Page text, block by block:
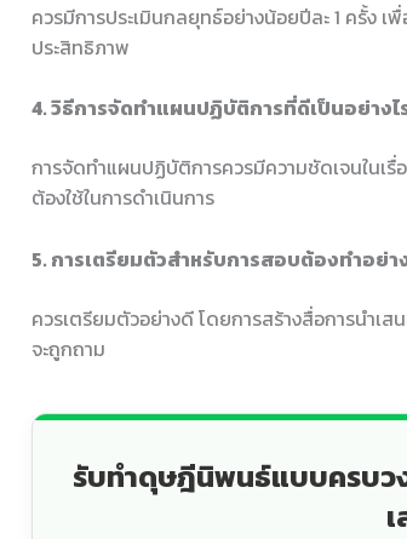
ควรมีการประเมินกลยุทธ์อย่างน้อยปีละ 1 ครั้ง
ประสิทธิภาพ
4. วิธีการจัดทำแผนปฏิบัติการที่ดีเป็นอย่างไ
การจัดทำแผนปฏิบัติการควรมีความชัดเจนในเรื่
ต้องใช้ในการดำเนินการ
5. การเตรียมตัวสำหรับการสอบต้องทำอย่า
ควรเตรียมตัวอย่างดี โดยการสร้างสื่อการนำเ
จะถูกถาม
รับทำดุษฎีนิพนธ์แบบครบ